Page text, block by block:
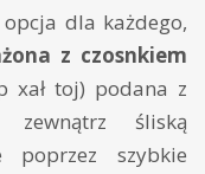
dla każdego,
z czosnkiem
xał toj) podana z
śliską
poprzez szybkie